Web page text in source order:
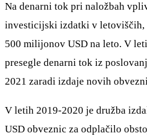
Na denarni tok pri naložbah
investicijski izdatki v letoviščih,
500 milijonov USD na leto. V
presegle denarni tok iz
2021 zaradi izdaje novih
V letih 2019-2020 je družba
USD obveznic za odplačilo